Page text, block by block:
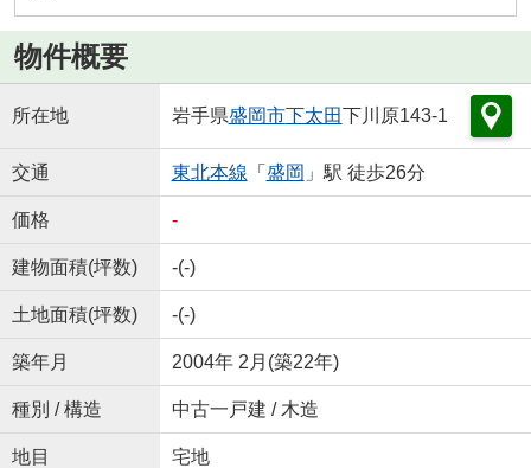
物件概要
所在地 岩手県盛岡市下太田下川原143-1
交通 東北本線 「 盛岡 」駅 徒歩26分
価格 -
建物面積(坪数) -(-)
土地面積(坪数) -(-)
築年月 2004年 2月(築22年)
種別 / 構造 中古一戸建 / 木造
地目 宅地